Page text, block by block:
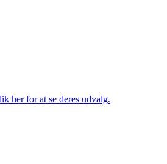
her for at se deres udvalg.